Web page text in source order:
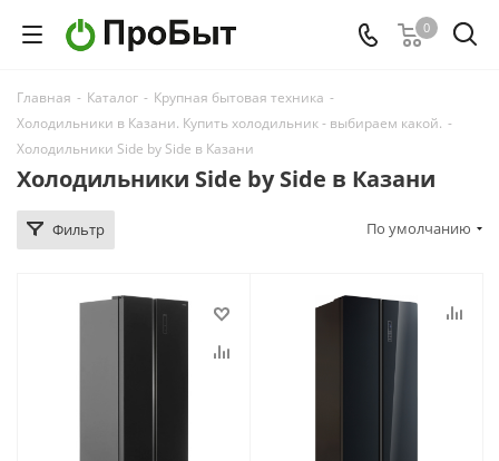
0
Главная - Каталог - Крупная бытовая техника -
Холодильники в Казани. Купить холодильник - выбираем какой. -
Холодильники Side by Side в Казани
Холодильники Side by Side в Казани
Фильтр По умолчанию